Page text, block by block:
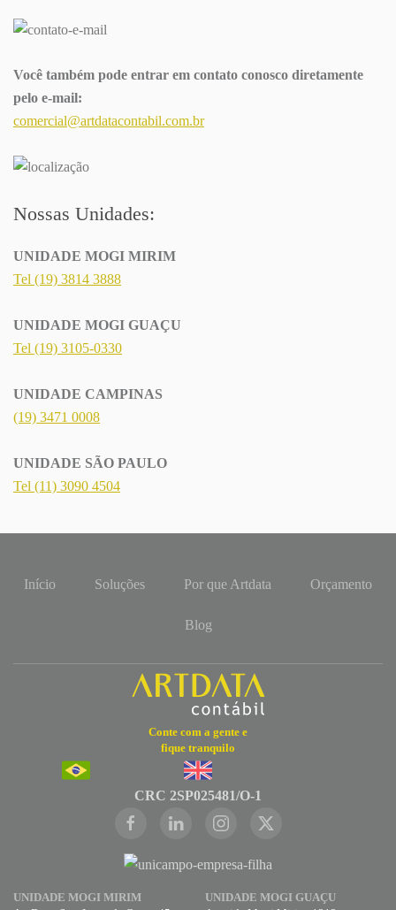
Você também pode entrar em contato conosco diretamente
pelo e-mail:
comercial@artdatacontabil.com.br
Nossas Unidades:
UNIDADE MOGI MIRIM
Tel (19) 3814 3888
UNIDADE MOGI GUAÇU
Tel (19) 3105-0330
UNIDADE CAMPINAS
(19) 3471 0008
UNIDADE SÃO PAULO
Tel (11) 3090 4504
Início Soluções Por que Artdata Orçamento
Blog
Conte com a gente e
fique tranquilo
CRC 2SP025481/O-1
UNIDADE MOGI MIRIM
UNIDADE MOGI GUAÇU